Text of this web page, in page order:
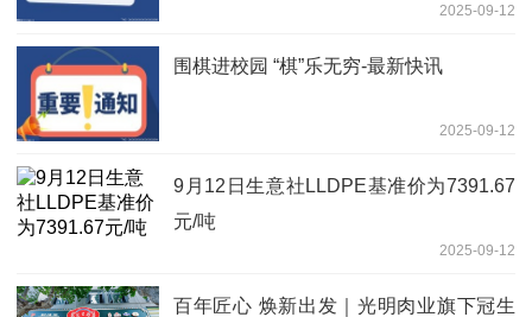
2025-09-12
围棋进校园 “棋”乐无穷-最新快讯
2025-09-12
9月12日生意社LLDPE基准价为7391.67
元/吨
2025-09-12
百年匠心 焕新出发｜光明肉业旗下冠生